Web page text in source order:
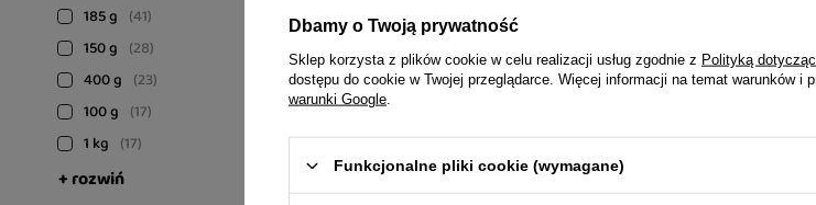
185 g
41
150 g
28
400 g
23
100 g
17
1 kg
17
+ rozwiń
Karma dla Cavalier King Charles
Jak przejść z innej karmy na karmę dla Cavaliera?
Zmianę karmy przeprowadzaj stopniowo przez 5–7
Co wpływa na piękną sierść i zdrowe serce Cavaliera?
Dbamy o Twoją prywatność
Sklep korzysta z plików cookie w celu realizacji usług zgodnie z Polityką
dostępu do cookie w Twojej przeglądarce. Więcej informacji na temat warunków i
warunki Google
Funkcjonalne pliki cookie (wymagane)